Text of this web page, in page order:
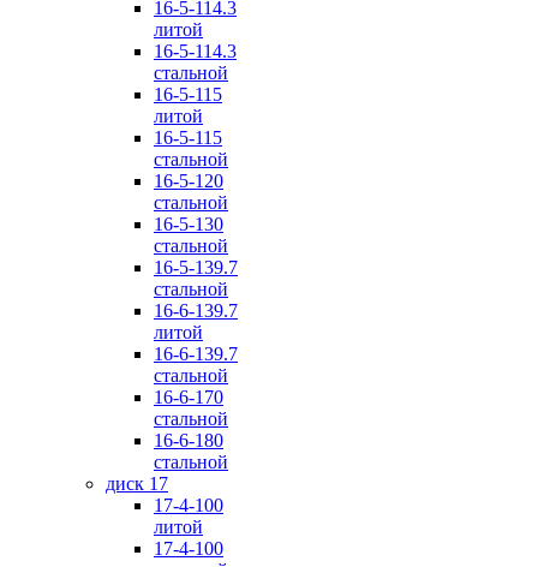
16-5-114.3
литой
16-5-114.3
стальной
16-5-115
литой
16-5-115
стальной
16-5-120
стальной
16-5-130
стальной
16-5-139.7
стальной
16-6-139.7
литой
16-6-139.7
стальной
16-6-170
стальной
16-6-180
стальной
диск 17
17-4-100
литой
17-4-100